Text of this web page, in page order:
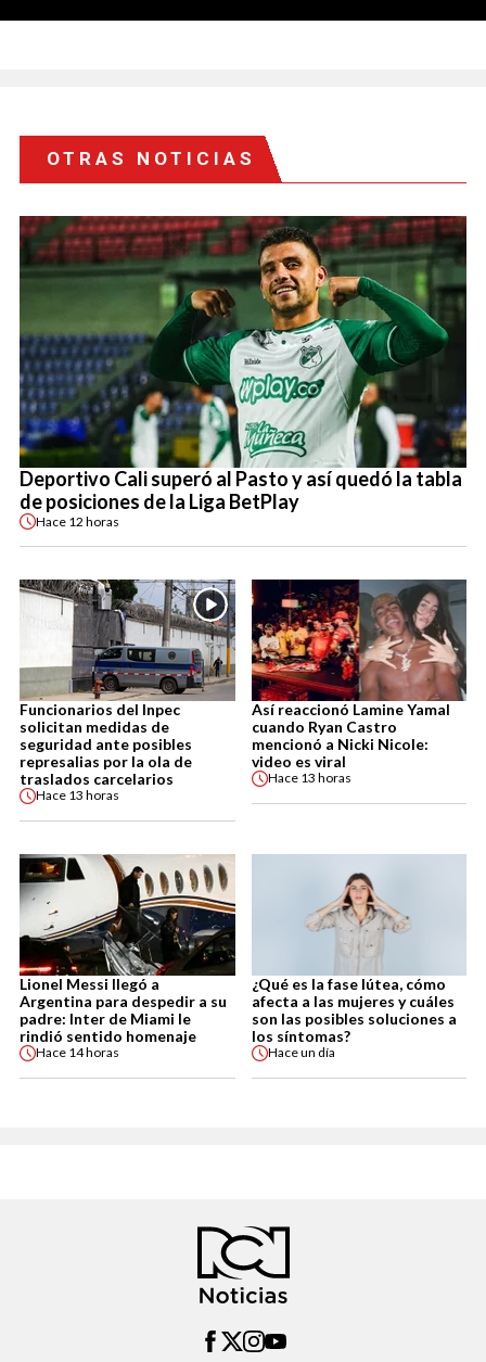
OTRAS NOTICIAS
Deportivo Cali superó al Pasto y así quedó la tabla
de posiciones de la Liga BetPlay
Hace 12 horas
Funcionarios del Inpec
solicitan medidas de
seguridad ante posibles
represalias por la ola de
traslados carcelarios
Hace 13 horas
Así reaccionó Lamine Yamal
cuando Ryan Castro
mencionó a Nicki Nicole:
video es viral
Hace 13 horas
Lionel Messi llegó a
Argentina para despedir a su
padre: Inter de Miami le
rindió sentido homenaje
Hace 14 horas
¿Qué es la fase lútea, cómo
afecta a las mujeres y cuáles
son las posibles soluciones a
los síntomas?
Haceun día